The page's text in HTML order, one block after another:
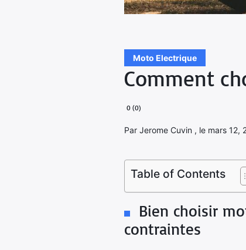
Moto Electrique
Comment
0 (0)
Par Jerome Cuvin , le mars 12,
Table of Contents
Bien choisir
contraintes